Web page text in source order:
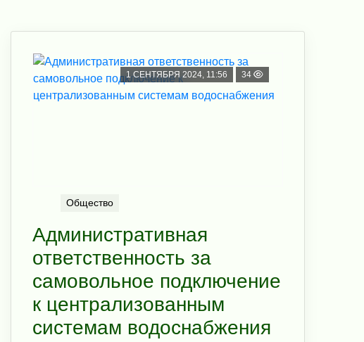
1 СЕНТЯБРЯ 2024, 11:56 34
Общество
Административная
ответственность за
самовольное подключение
к централизованным
системам водоснабжения